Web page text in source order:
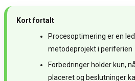
Kort fortalt
Procesoptimering er en
metodeprojekt i periferien
Forbedringer holder kun,
placeret og beslutninger